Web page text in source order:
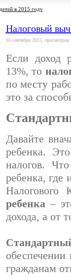
в 2015 году
Налоговый
16 сентября 2015,
Если доход
13%, то
по месту
это за
Давайте
ребенка.
налогов.
ребенка, где
ребенка –
дохода, а от
гражданам